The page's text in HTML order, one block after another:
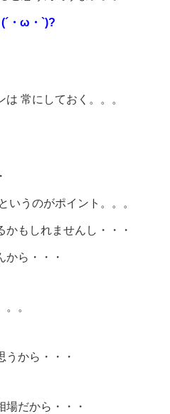
(´・ω・`)?
常にしておく。。。
いうのがポイント。。。
もしれませんし・・・
から・・・
。
うから・・・
だから・・・